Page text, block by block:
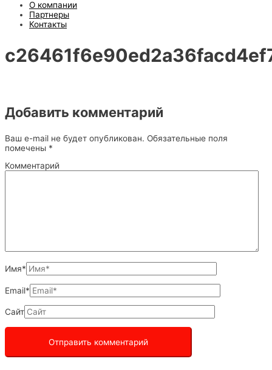
О компании
Партнеры
Контакты
Добавить комментарий
Ваш e-mail не будет опубликован. Обязательные поля
помечены *
Комментарий
Имя*
Email*
Сайт